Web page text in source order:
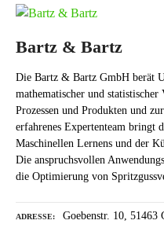
Bartz & Bartz
Die Bartz & Bartz GmbH berät
mathematischer und statistischer
Prozessen und Produkten und
erfahrenes Expertenteam bringt
Maschinellen Lernens und der
Die anspruchsvollen
die Optimierung von
ADRESSE Goebenstr. 10, 51463